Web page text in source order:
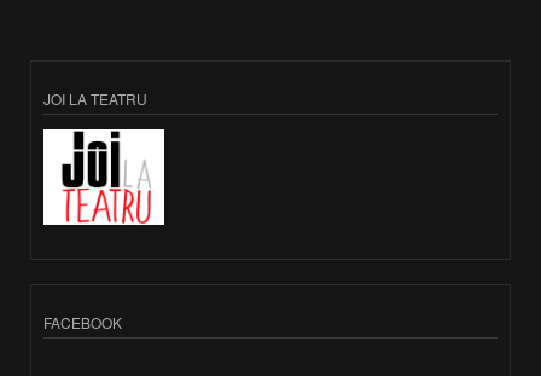
JOI LA TEATRU
FACEBOOK